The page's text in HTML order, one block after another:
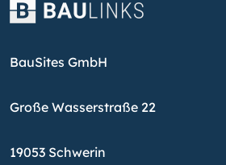
BauSites GmbH
Große Wasserstraße 22
19053 Schwerin